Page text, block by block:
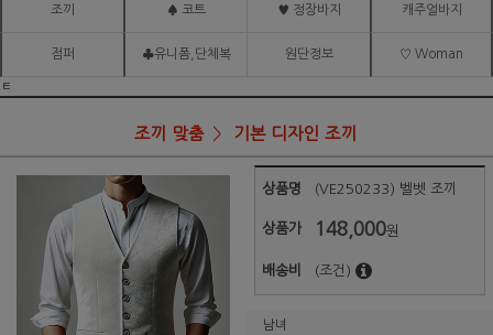
조끼 ♠ 코트 ♥ 정장바지 캐주얼바지
점퍼 ♣유니폼,단체복 원단정보 ♡ Woman
ㅌ
조끼 맞춤 기본 디자인 조끼
상품명 (VE250233) 벨벳 조끼
상품가 148,000원
배송비 (조건)
남녀